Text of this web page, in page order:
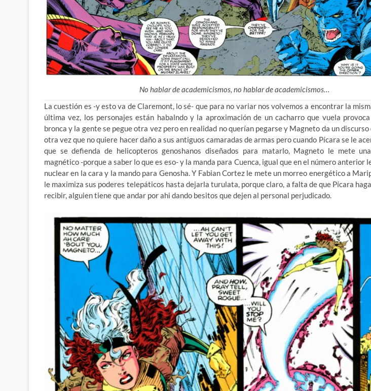
No hablar de academicismos, no hablar de academicismos…
La cuestión es -y esto va de Claremont, lo sé- que para no variar nos volvemos a encontrar la
última vez, los personajes están habalndo y la aproximación de un cacharro que vuela
bronca y la gente se pegue otra vez pero en realidad no querían pegarse y Magneto da un
otra vez que no quiere hacer daño a sus antiguos camaradas de armas pero cuando Pícara se le
que se defienda de helicopteros genoshanos diseñados para matarlo, Magneto le mete
magnético -porque a saber lo que es eso- y la manda para Cuenca, igual que en el número anterior
nuclear en la cara y la mando para Genosha. Y Fabian Cortez le mete un morreo energético a
le maximiza sus poderes telepáticos hasta dejarla turulata, porque claro, a falta de que Pícara
recibir, alguien tiene que andar por ahi dando besitos que dejen al personal perjudicado.